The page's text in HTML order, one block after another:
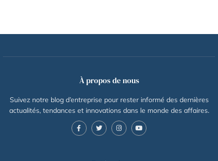
À propos de nous
Suivez notre blog d’entreprise pour rester informé des dernières
actualités, tendances et innovations dans le monde des affaires.